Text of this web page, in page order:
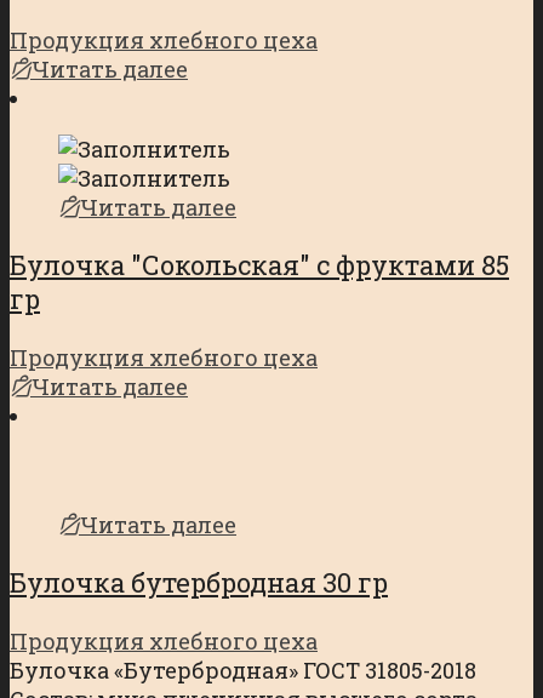
Продукция хлебного цеха
Читать далее
Читать далее
Булочка "Сокольская" с фруктами 85
гр
Продукция хлебного цеха
Читать далее
Читать далее
Булочка бутербродная 30 гр
Продукция хлебного цеха
Булочка «Бутербродная» ГОСТ 31805-2018